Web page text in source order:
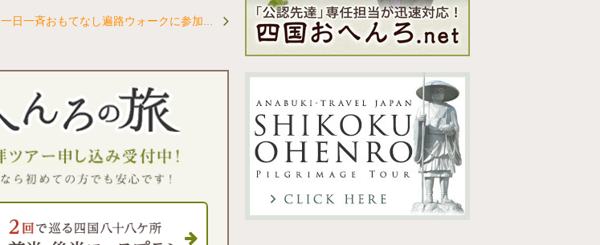
一日一斉おもてなし遍路ウォークに参加...